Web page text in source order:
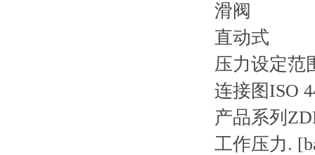
滑阀
直动式
压力设定范
连接图 ISO
产品系列
工作压力.